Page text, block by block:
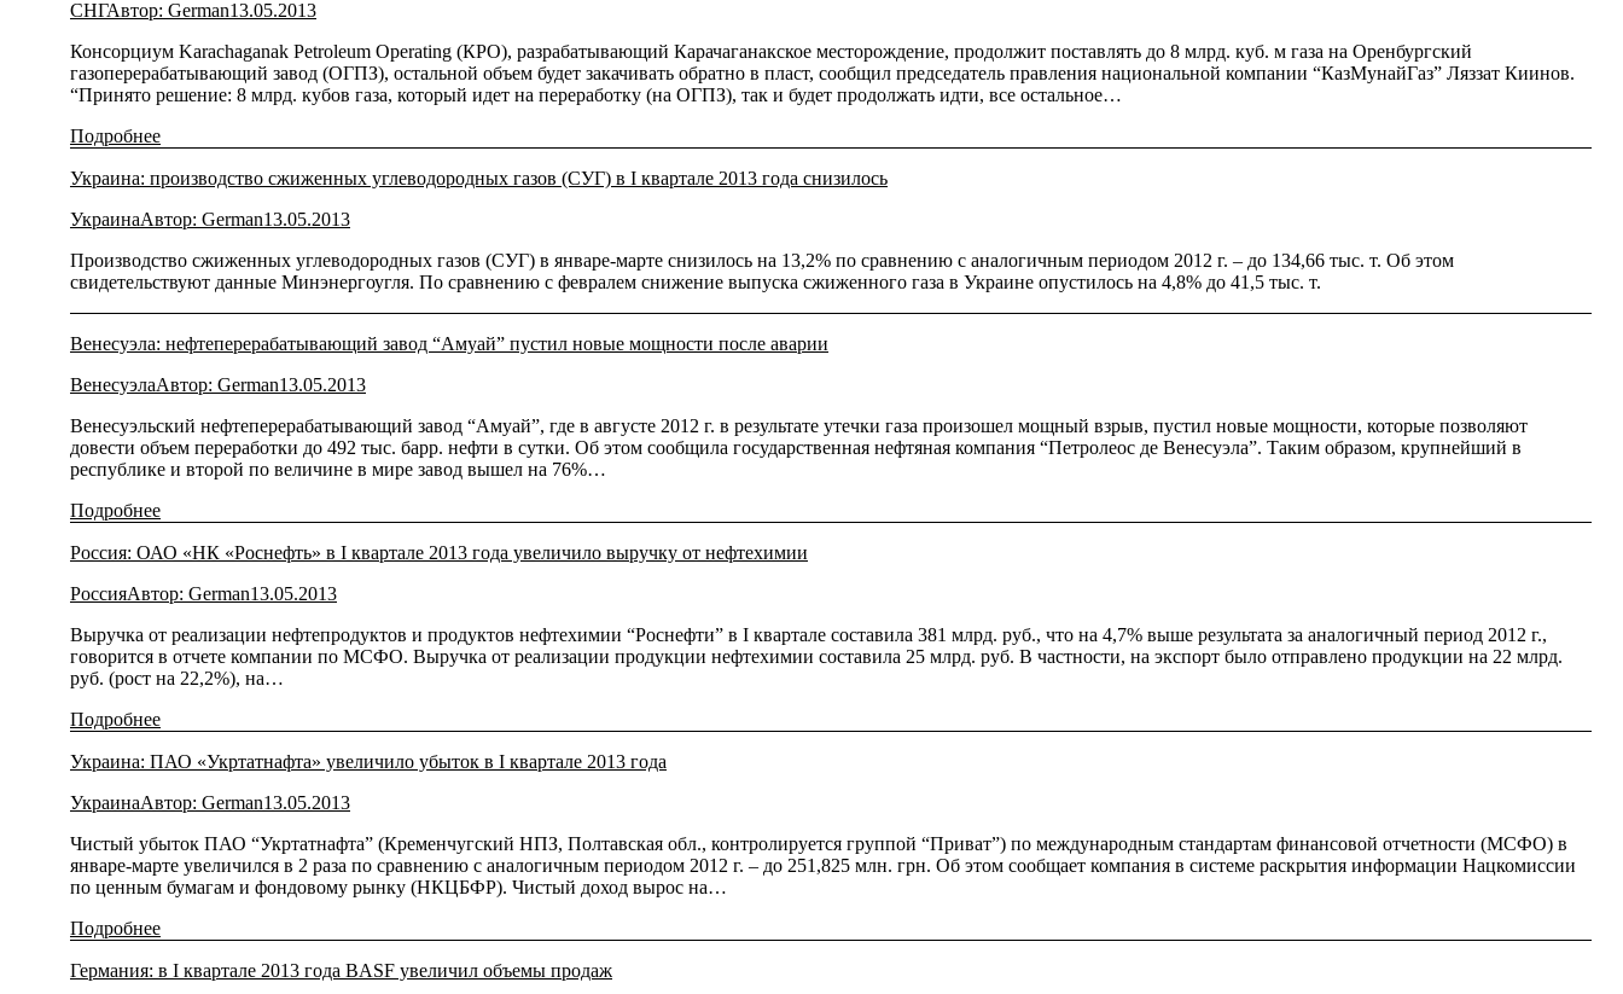
СНГАвтор: German13.05.2013
Консорциум Karachaganak Petroleum Operating (КРО), разрабатывающий Карачаганакское месторождение, продолжит поставлять до 8 млрд. куб. м газа на Оренбургский
газоперерабатывающий завод (ОГПЗ), остальной объем будет закачивать обратно в пласт, сообщил председатель правления национальной компании “КазМунайГаз” Ляззат Киинов.
“Принято решение: 8 млрд. кубов газа, который идет на переработку (на ОГПЗ), так и будет продолжать идти, все остальное…
Подробнее
Украина: производство сжиженных углеводородных газов (СУГ) в I квартале 2013 года снизилось
УкраинаАвтор: German13.05.2013
Производство сжиженных углеводородных газов (СУГ) в январе-марте снизилось на 13,2% по сравнению с аналогичным периодом 2012 г. – до 134,66 тыс. т. Об этом
свидетельствуют данные Минэнергоугля. По сравнению с февралем снижение выпуска сжиженного газа в Украине опустилось на 4,8% до 41,5 тыс. т.
Венесуэла: нефтеперерабатывающий завод “Амуай” пустил новые мощности после аварии
ВенесуэлаАвтор: German13.05.2013
Венесуэльский нефтеперерабатывающий завод “Амуай”, где в августе 2012 г. в результате утечки газа произошел мощный взрыв, пустил новые мощности, которые позволяют
довести объем переработки до 492 тыс. барр. нефти в сутки. Об этом сообщила государственная нефтяная компания “Петролеос де Венесуэла”. Таким образом, крупнейший в
республике и второй по величине в мире завод вышел на 76%…
Подробнее
Россия: ОАО «НК «Роснефть» в I квартале 2013 года увеличило выручку от нефтехимии
РоссияАвтор: German13.05.2013
Выручка от реализации нефтепродуктов и продуктов нефтехимии “Роснефти” в I квартале составила 381 млрд. руб., что на 4,7% выше результата за аналогичный период 2012 г.,
говорится в отчете компании по МСФО. Выручка от реализации продукции нефтехимии составила 25 млрд. руб. В частности, на экспорт было отправлено продукции на 22 млрд.
руб. (рост на 22,2%), на…
Подробнее
Украина: ПАО «Укртатнафта» увеличило убыток в I квартале 2013 года
УкраинаАвтор: German13.05.2013
Чистый убыток ПАО “Укртатнафта” (Кременчугский НПЗ, Полтавская обл., контролируется группой “Приват”) по международным стандартам финансовой отчетности (МСФО) в
январе-марте увеличился в 2 раза по сравнению с аналогичным периодом 2012 г. – до 251,825 млн. грн. Об этом сообщает компания в системе раскрытия информации Нацкомиссии
по ценным бумагам и фондовому рынку (НКЦБФР). Чистый доход вырос на…
Подробнее
Германия: в I квартале 2013 года BASF увеличил объемы продаж